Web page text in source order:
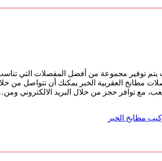
توفير مجموعة من أفضل المفصلات التي
مطابخ العقربية الخبر يمكنك أن تتواصل من
مع توافر حجز من خلال البريد الالكتروني
مطابخ الخبر